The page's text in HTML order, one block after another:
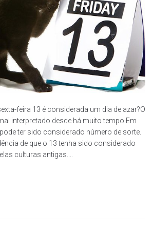
feira 13 é considerada um dia de azar?O
interpretado desde há muito tempo.Em
ter sido considerado número de sorte.
de que o 13 tenha sido considerado
culturas antigas....